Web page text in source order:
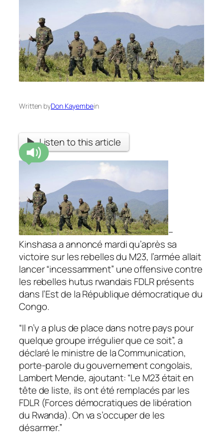
Written byDon Kayembein
Listen to this article
–
Kinshasa a annoncé mardi qu’après sa
victoire sur les rebelles du M23, l’armée allait
lancer “incessamment” une offensive contre
les rebelles hutus rwandais FDLR présents
dans l’Est de la République démocratique du
Congo.
“Il n’y a plus de place dans notre pays pour
quelque groupe irrégulier que ce soit”, a
déclaré le ministre de la Communication,
porte-parole du gouvernement congolais,
Lambert Mende, ajoutant: “Le M23 était en
tête de liste, ils ont été remplacés par les
FDLR (Forces démocratiques de libération
du Rwanda). On va s’occuper de les
désarmer.”